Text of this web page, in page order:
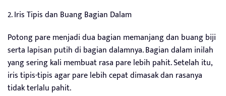
2. Iris Tipis dan Buang Bagian Dalam
Potong pare menjadi dua bagian memanjang dan buang biji
serta lapisan putih di bagian dalamnya. Bagian dalam inilah
yang sering kali membuat rasa pare lebih pahit. Setelah itu,
iris tipis-tipis agar pare lebih cepat dimasak dan rasanya
tidak terlalu pahit.